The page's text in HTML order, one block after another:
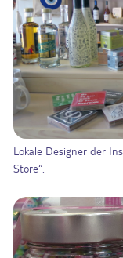
Lokale Designer der
Store“.